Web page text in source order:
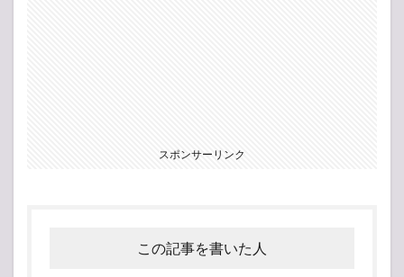
スポンサーリンク
この記事を書いた人